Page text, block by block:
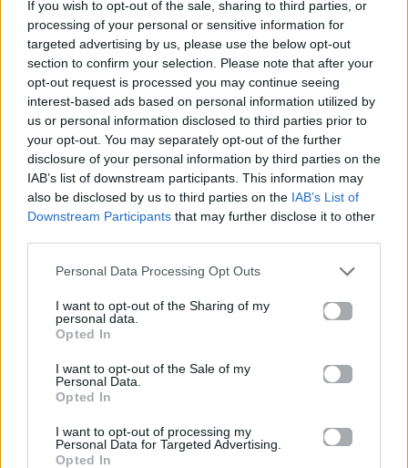
If you wish to opt-out of the sale, sharing to third parties, or
processing of your personal or sensitive information for
targeted advertising by us, please use the below opt-out
section to confirm your selection. Please note that after your
opt-out request is processed you may continue seeing
interest-based ads based on personal information utilized by
us or personal information disclosed to third parties prior to
your opt-out. You may separately opt-out of the further
disclosure of your personal information by third parties on the
IAB’s list of downstream participants. This information may
also be disclosed by us to third parties on the IAB’s List of
Downstream Participants that may further disclose it to other
Personal Data Processing Opt Outs
I want to opt-out of the Sharing of my
personal data.
Opted In
I want to opt-out of the Sale of my
Personal Data.
Opted In
I want to opt-out of processing my
Personal Data for Targeted Advertising.
Opted In